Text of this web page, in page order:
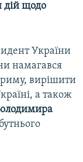
дій щодо
України
намагався
вирішити
а також